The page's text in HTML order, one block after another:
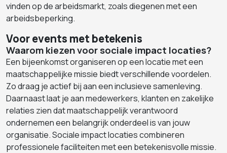
vinden op de arbeidsmarkt, zoals diegenen met een
arbeidsbeperking.
Voor events met betekenis
Waarom kiezen voor sociale impact locaties?
Een bijeenkomst organiseren op een locatie met een
maatschappelijke missie biedt verschillende voordelen.
Zo draag je actief bij aan een inclusieve samenleving.
Daarnaast laat je aan medewerkers, klanten en zakelijke
relaties zien dat maatschappelijk verantwoord
ondernemen een belangrijk onderdeel is van jouw
organisatie. Sociale impact locaties combineren
professionele faciliteiten met een betekenisvolle missie.